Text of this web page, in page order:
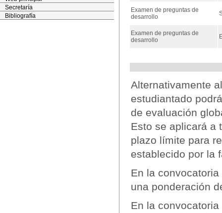
Secretaría
Bibliografía
Examen de preguntas de
desarrollo
Examen de preguntas de
desarrollo
Alternativamente
estudiantado
de evaluación
Esto se aplicará a
plazo límite para
establecido por la
En la
una ponderación
En la